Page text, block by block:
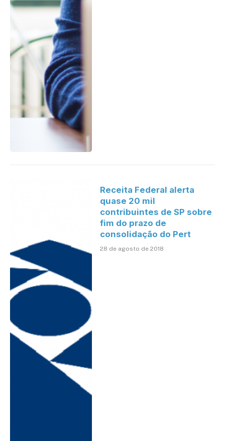
Receita Federal alerta
quase 20 mil
contribuintes de SP sobre
fim do prazo de
consolidação do Pert
28 de agosto de 2018